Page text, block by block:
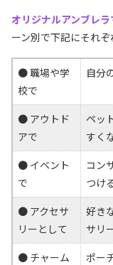
オリジナルアンブレラ
ーン別で下記にそれぞ
● 職場や学
校で
自分
● アウトド
アで
ペッ
すく
● イベント
で
コン
つけ
● アクセサ
リーとして
好き
サリ
● チャーム
ポー